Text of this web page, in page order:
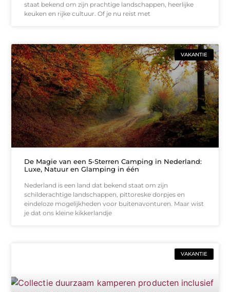
staat bekend om zijn prachtige landschappen, heerlijke
keuken en rijke cultuur. Of je nu reist met
VAKANTIE
De Magie van een 5-Sterren Camping in Nederland:
Luxe, Natuur en Glamping in één
Nederland is een land dat bekend staat om zijn
schilderachtige landschappen, pittoreske dorpjes en
eindeloze mogelijkheden voor buitenavonturen. Maar wist
je dat ons kleine kikkerlandje
VAKANTIE